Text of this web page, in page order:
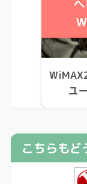
ユ
こちらもど